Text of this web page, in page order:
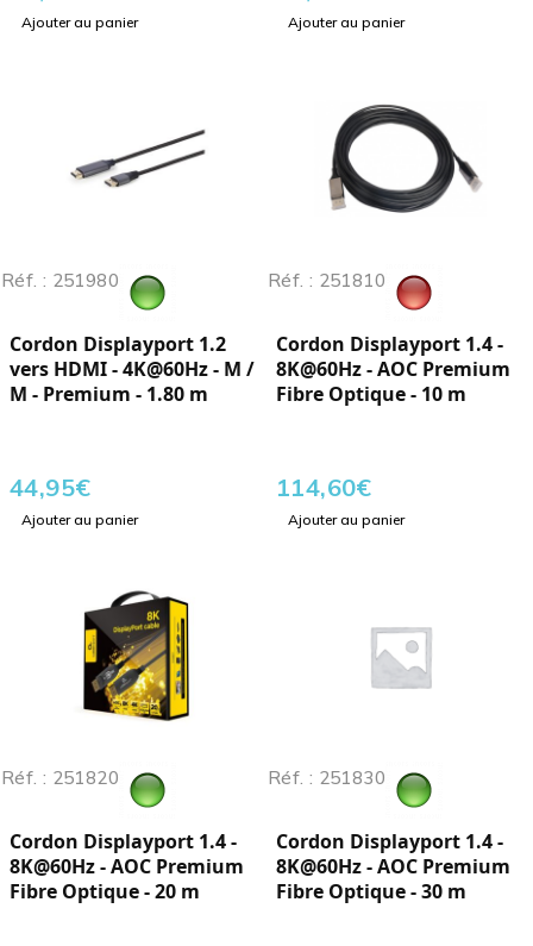
Ajouter au panier Ajouter au panier
Réf. : 251980
Cordon Displayport 1.2
vers HDMI - 4K@60Hz - M /
M - Premium - 1.80 m
44,95€
Ajouter au panier
Réf. : 251810
Cordon Displayport 1.4 -
8K@60Hz - AOC Premium
Fibre Optique - 10 m
114,60€
Ajouter au panier
Réf. : 251820
Cordon Displayport 1.4 -
8K@60Hz - AOC Premium
Fibre Optique - 20 m
Réf. : 251830
Cordon Displayport 1.4 -
8K@60Hz - AOC Premium
Fibre Optique - 30 m